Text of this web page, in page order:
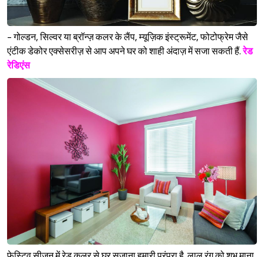
- गोल्डन, सिल्वर या ब्रॉन्ज़ कलर के लैंप, म्यूज़िक इंस्ट्रूमेंट, फोटोफ्रेम जैसे
एंटीक डेकोर एक्सेसरीज़ से आप अपने घर को शाही अंदाज़ में सजा सकती हैं.रेड
रेडिएंस